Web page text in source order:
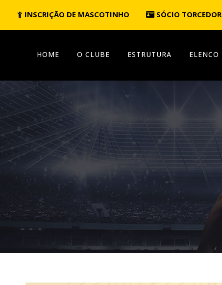
INSCRIÇÃO DE MASCOTINHO SÓCIO TORCEDOR
HOME O CLUBE ESTRUTURA ELENCO